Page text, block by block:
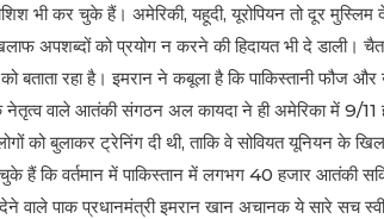
भी कर चुके हैं। अमेरिकी, यहूदी, यूरोपियन तो दूर
अपशब्दों को प्रयोग न करने की हिदायत भी दे डाली।
बताता रहा है। इमरान ने कबूला है कि पाकिस्तानी
वाले आतंकी संगठन अल कायदा ने ही अमेरिका में 9/11
को बुलाकर ट्रेनिंग दी थी, ताकि वे सोवियत यूनियन के
हैं कि वर्तमान में पाकिस्तान में लगभग 40 हजार आतंकी
वाले पाक प्रधानमंत्री इमरान खान अचानक ये सारे सच